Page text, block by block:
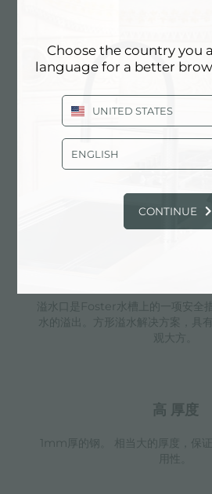
Foster®水槽均配备了3.5”下水
颗粒流入下水器的实用篮式塞
使用Foster®碎渣机，可与
米，可以在所有洗涤操作中提供极
溢水口是Foster水槽上的一项安全
水的溢出。方形溢水解决方案，具
观大方。
高 厚度
1mm厚的钢。 相当大的厚度，保
用性。
Choose the country you
language for a better
UNITED STATES
ENGLISH
CONTINUE